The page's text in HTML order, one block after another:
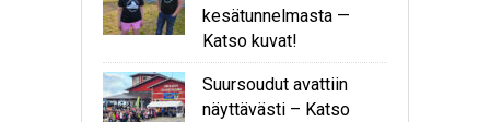
kesätunnelmasta —
Katso kuvat!
Suursoudut avattiin
näyttävästi – Katso